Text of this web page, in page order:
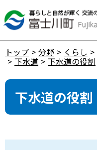
トップ 分野 くらし
下水道 下水道の役割
下水道の役割